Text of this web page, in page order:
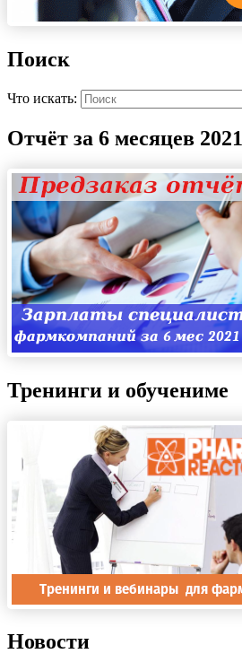
Поиск
Что искать:
Отчёт за 6 месяцев 2021
Тренинги и обучениме
Новости